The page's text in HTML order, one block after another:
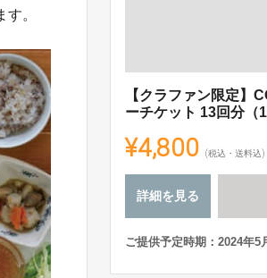
。
【クラファン限定】
ーチケット 13回分（1
¥4,800 (税込・送料込)
詳細を見る
ご提供予定時期：2024年5